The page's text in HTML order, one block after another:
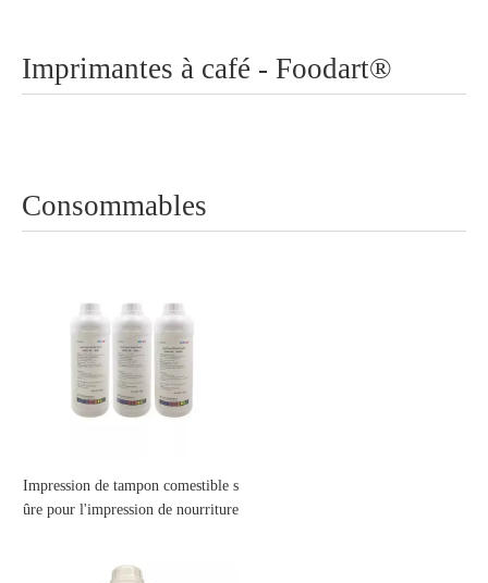
Imprimantes à café - Foodart®
Consommables
Impression de tampon comestible s
ûre pour l'impression de nourriture